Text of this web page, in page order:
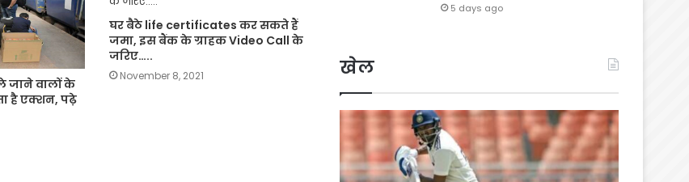
जाने वालों के
है एक्शन, पढ़े
घर बैठे life certificates कर सकते हैं
जमा, इस बैंक के ग्राहक Video Call के
जरिए…..
November 8, 2021
5 days ago
खेल